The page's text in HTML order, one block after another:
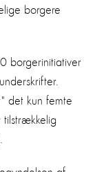
borgere
borgerinitiativer
det kun femte
tilstrækkelig